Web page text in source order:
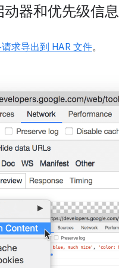
器和优先级信息
求导出到 HAR 文件。